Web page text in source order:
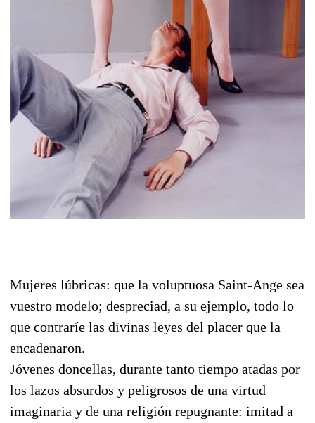
Mujeres lúbricas: que la voluptuosa Saint-Ange sea
vuestro modelo; despreciad, a su ejemplo, todo lo
que contraríe las divinas leyes del placer que la
encadenaron.
Jóvenes doncellas, durante tanto tiempo atadas por
los lazos absurdos y peligrosos de una virtud
imaginaria y de una religión repugnante: imitad a